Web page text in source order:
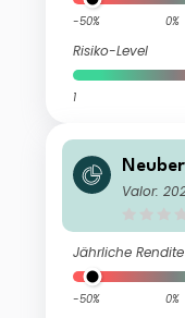
-50% 0%
Risiko-Level
1
Fund
Valor:
Jährliche Rendite
-50% 0%